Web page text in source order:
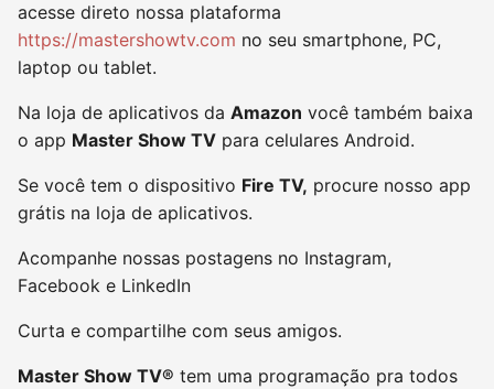
acesse direto nossa plataforma
https://mastershowtv.com no seu smartphone, PC,
laptop ou tablet.
Na loja de aplicativos da Amazon você também baixa
o app Master Show TV para celulares Android.
Se você tem o dispositivo Fire TV, procure nosso app
grátis na loja de aplicativos.
Acompanhe nossas postagens no Instagram,
Facebook e LinkedIn
Curta e compartilhe com seus amigos.
Master Show TV® tem uma programação pra todos